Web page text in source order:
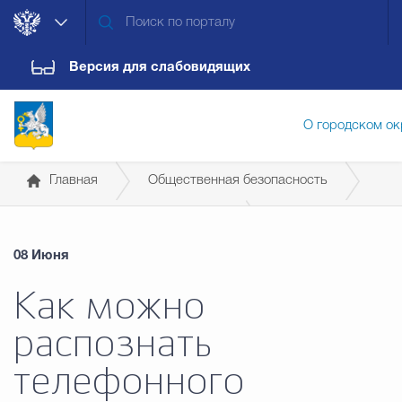
Версия для слабовидящих
О городском
Новости
Главная Общественная безопасность
08 Июня
Как можно
распознать
телефонного